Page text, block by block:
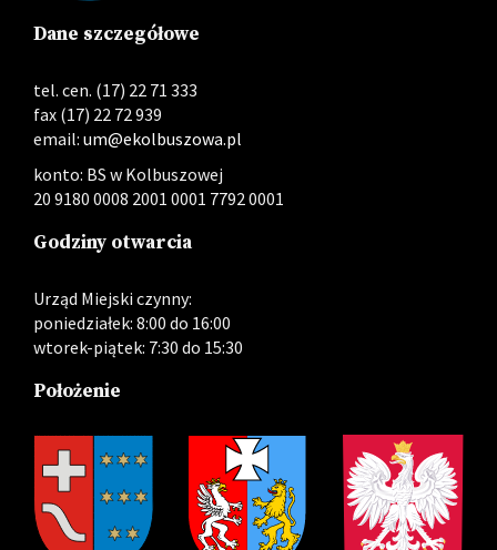
Dane szczegółowe
tel. cen. (17) 22 71 333
fax (17) 22 72 939
email: um@ekolbuszowa.pl
konto: BS w Kolbuszowej
20 9180 0008 2001 0001 7792 0001
Godziny otwarcia
Urząd Miejski czynny:
poniedziałek: 8:00 do 16:00
wtorek-piątek: 7:30 do 15:30
Położenie